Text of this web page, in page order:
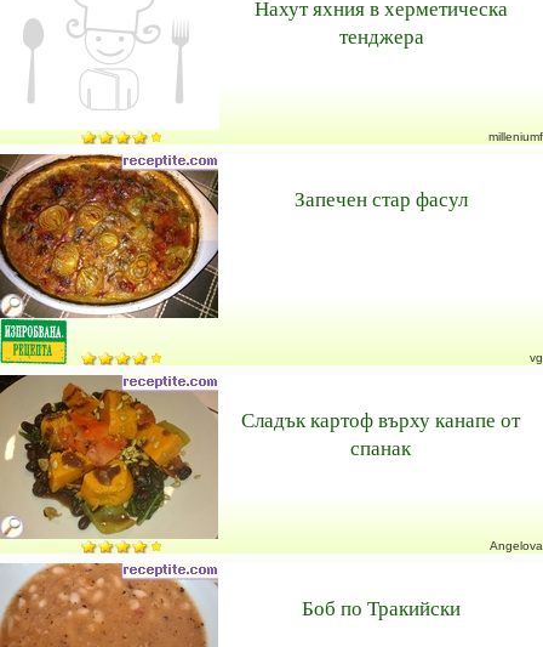
Нахут яхния в херметическа
тенджера
milleniumf
Запечен стар фасул
vg
Сладък картоф върху канапе от
спанак
Angelova
Боб по Тракийски